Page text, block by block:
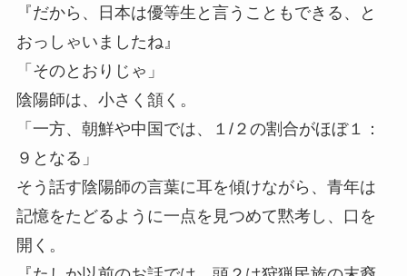
『だから、日本は優等生と言うこともできる、と
おっしゃいましたね』
「そのとおりじゃ」
陰陽師は、小さく頷く。
「一方、朝鮮や中国では、１/２の割合がほぼ１：
９となる」
そう話す陰陽師の言葉に耳を傾けながら、青年は
記憶をたどるように一点を見つめて黙考し、口を
開く。